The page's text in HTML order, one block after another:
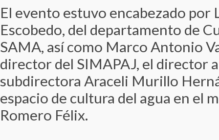
El evento estuvo encabezado por
Escobedo, del departamento de
SAMA, así como Marco Antonio
director del SIMAPAJ, el director
subdirectora Araceli Murillo
espacio de cultura del agua en el
Romero Félix.